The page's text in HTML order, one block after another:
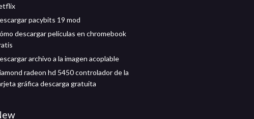
pacybits 19 mod
descargar películas en chromebook
archivo a la imagen acoplable
radeon hd 5450 controlador de la
gráfica descarga gratuita